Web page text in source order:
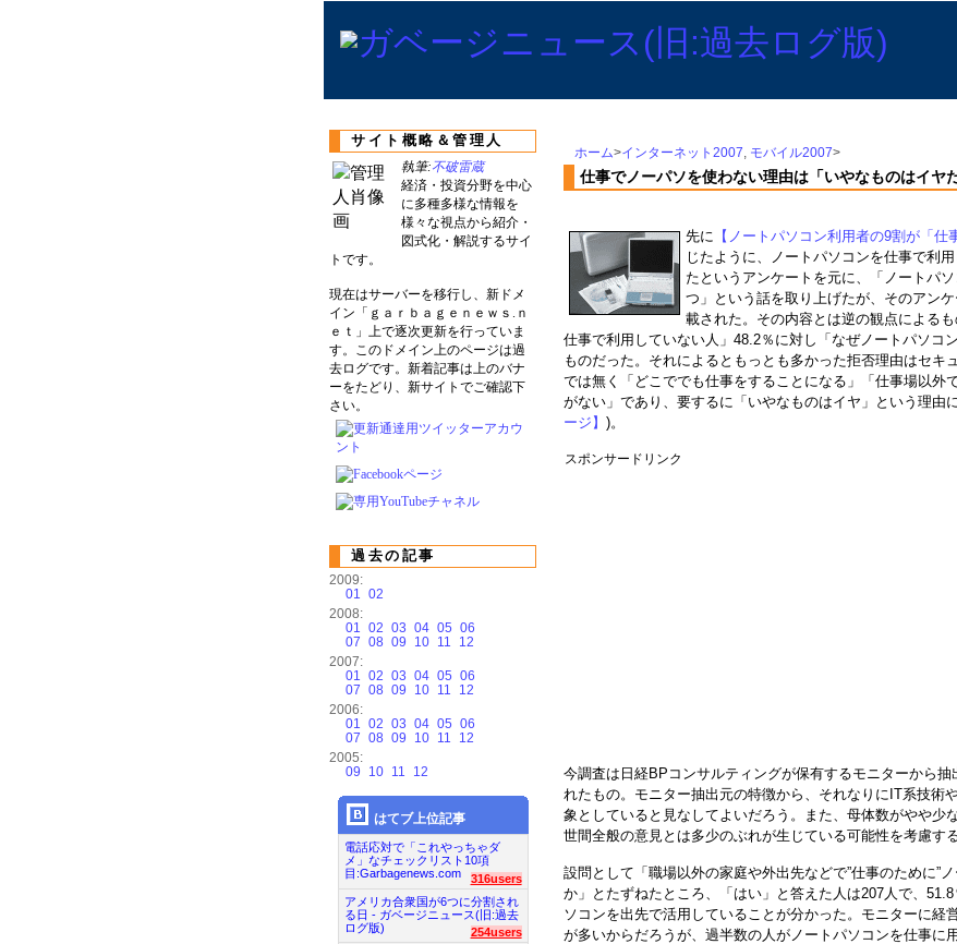
ホーム>インターネット2007, モバイル2007>
仕事でノーパソを使わない理由は「いやなものはイヤだ
先に 【ノートパソコン利用者の9割が「仕
じたように、ノートパソコンを仕事で利
たというアンケートを元に、「ノートパ
つ」という話を取り上げたが、そのアン
載された。その内容とは逆の観点による
仕事で利用していない人」48.2％に対し「なぜノートパソコ
ものだった。それによるともっとも多かった拒否理由はセキ
では無く「どこででも仕事をすることになる」「仕事場以外
がない」であり、要するに「いやなものはイヤ」という理由
ージ】 )。
スポンサードリンク
今調査は日経BPコンサルティングが保有するモニターから
れたもの。モニター抽出元の特徴から、それなりにIT系技術
象としていると見なしてよいだろう。また、母体数がやや少
世間全般の意見とは多少のぶれが生じている可能性を考慮す
設問として「職場以外の家庭や外出先などで”仕事のために”
か」とたずねたところ、「はい」と答えた人は207人で、
ソコンを出先で活用していることが分かった。モニターに経
が多いからだろうが、過半数の人がノートパソコンを仕事に
サイト概略＆管理人
執筆:不破雷蔵
経済・投資分野を中心
に多種多様な情報を
様々な視点から紹介・
図式化・解説するサイ
トです。
現在はサーバーを移行し、新ドメ
イン「ｇａｒｂａｇｅｎｅｗｓ.ｎ
ｅｔ」上で逐次更新を行っていま
す。このドメイン上のページは過
去ログです。新着記事は上のバナ
ーをたどり、新サイトでご確認下
さい。
過去の記事
2009:
01 02
2008:
01 02 03 04 05 06
07 08 09 10 11
12
2007:
01 02 03 04 05 06
07 08 09 10 11
12
2006:
01 02 03 04 05 06
07 08 09 10 11
12
2005:
09
10 11 12
はてブ上位記事
電話応対で「これやっちゃダ
メ」なチェックリスト10項
目:Garbagenews.com
316users
アメリカ合衆国が6つに分割され
る日 - ガベージニュース(旧:過去
ログ版)
254users